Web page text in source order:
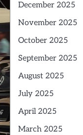
December 2025
November 2025
October 2025
September 2025
August 2025
July 2025
April 2025
March 2025